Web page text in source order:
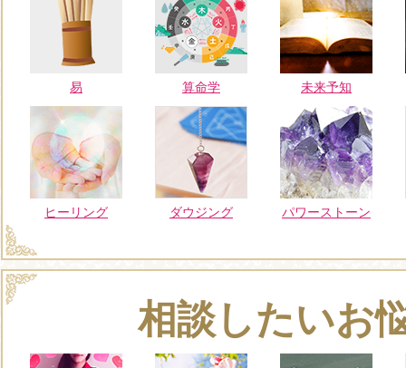
易 算命学 未来予知
ヒーリング ダウジング パワーストーン
相談したいお